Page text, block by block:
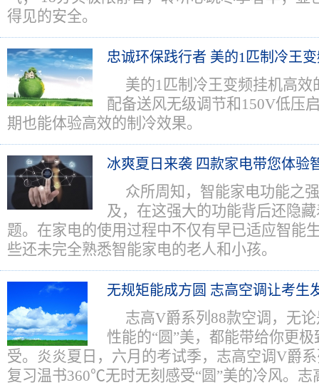
得见的安全。
忠诚环保践行者 美的1匹制冷王
美的1匹制冷王变频挂机高
配备送风无级调节和150V低压
期也能体验高效的制冷效果。
冰爽夏日来袭 四款家电带您体验
众所周知，智能家电功能之
及，在这强大的功能背后还隐
题。在家电的使用过程中不仅有早已适应智能
些还未完全熟悉智能家电的老人和小孩。
无规矩能成方圆 志高空调让考生
志高V爵系列88款空调，无
性能的“圆”美，都能带给你更
受。炎炎夏日，六月的考试季，志高空调V爵
复习温书360℃无时无刻感受“圆”美的冷风。志